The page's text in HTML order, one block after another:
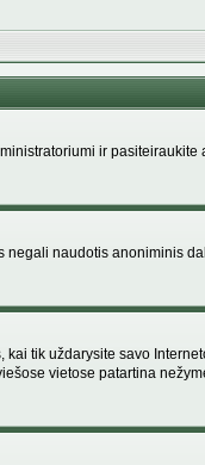
ir pasiteiraukite
naudotis anoniminis
tik uždarysite savo
vietose patartina